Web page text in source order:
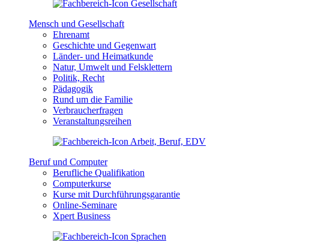
Mensch und Gesellschaft
Ehrenamt
Geschichte und Gegenwart
Länder- und Heimatkunde
Natur, Umwelt und Felsklettern
Politik, Recht
Pädagogik
Rund um die Familie
Verbraucherfragen
Veranstaltungsreihen
Beruf und Computer
Berufliche Qualifikation
Computerkurse
Kurse mit Durchführungsgarantie
Online-Seminare
Xpert Business